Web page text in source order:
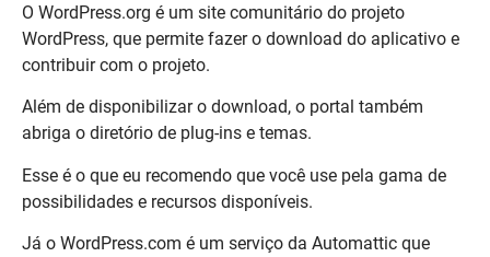
O WordPress.org é um site comunitário do projeto
WordPress, que permite fazer o download do aplicativo e
contribuir com o projeto.
Além de disponibilizar o download, o portal também
abriga o diretório de plug-ins e temas.
Esse é o que eu recomendo que você use pela gama de
possibilidades e recursos disponíveis.
Já o WordPress.com é um serviço da Automattic que